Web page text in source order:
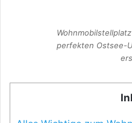
perfekten Ostsee-